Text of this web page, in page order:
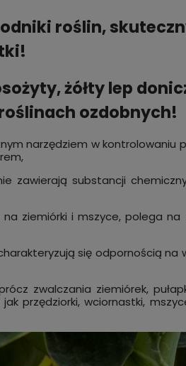
roślin,
żółty lep
ozdobnych!
narzędziem w kontrolowaniu
zawierają substancji
ziemiórki i mszyce, polega
się odpornością na
zwalczania ziemiórek,
przędziorki, wciornastki,